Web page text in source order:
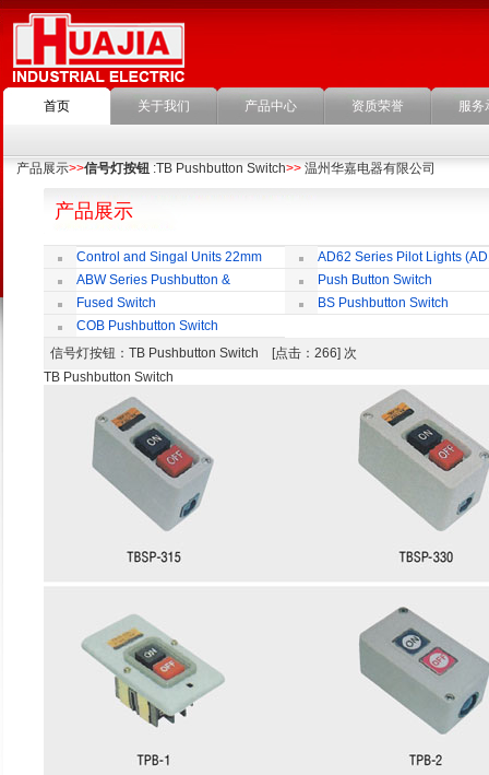
首页 关于我们 产品中心 资质荣誉 服务
产品展示>>信号灯按钮 :TB Pushbutton Switch>> 温州华嘉电器有限公司
产品展示
Control and Singal Units 22mm
(ﬁxing)
AD62 Series Pilot Lights
ABW Series Pushbutton &
Indicator
Push Button Switch
22mm,25mm,30mm
Fused Switch
BS Pushbutton Switch
COB Pushbutton Switch
信号灯按钮 ：TB Pushbutton Switch [点击：266] 次
TB Pushbutton Switch